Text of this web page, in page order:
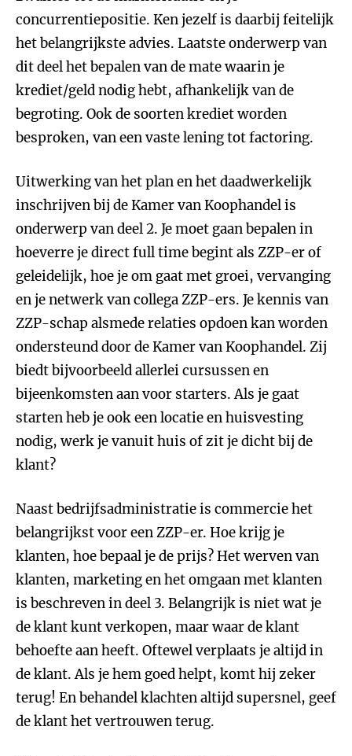
concurrentiepositie. Ken jezelf is daarbij feitelijk
het belangrijkste advies. Laatste onderwerp van
dit deel het bepalen van de mate waarin je
krediet/geld nodig hebt, afhankelijk van de
begroting. Ook de soorten krediet worden
besproken, van een vaste lening tot factoring.
Uitwerking van het plan en het daadwerkelijk
inschrijven bij de Kamer van Koophandel is
onderwerp van deel 2. Je moet gaan bepalen in
hoeverre je direct full time begint als ZZP-er of
geleidelijk, hoe je om gaat met groei, vervanging
en je netwerk van collega ZZP-ers. Je kennis van
ZZP-schap alsmede relaties opdoen kan worden
ondersteund door de Kamer van Koophandel. Zij
biedt bijvoorbeeld allerlei cursussen en
bijeenkomsten aan voor starters. Als je gaat
starten heb je ook een locatie en huisvesting
nodig, werk je vanuit huis of zit je dicht bij de
klant?
Naast bedrijfsadministratie is commercie het
belangrijkst voor een ZZP-er. Hoe krijg je
klanten, hoe bepaal je de prijs? Het werven van
klanten, marketing en het omgaan met klanten
is beschreven in deel 3. Belangrijk is niet wat je
de klant kunt verkopen, maar waar de klant
behoefte aan heeft. Oftewel verplaats je altijd in
de klant. Als je hem goed helpt, komt hij zeker
terug! En behandel klachten altijd supersnel, geef
de klant het vertrouwen terug.